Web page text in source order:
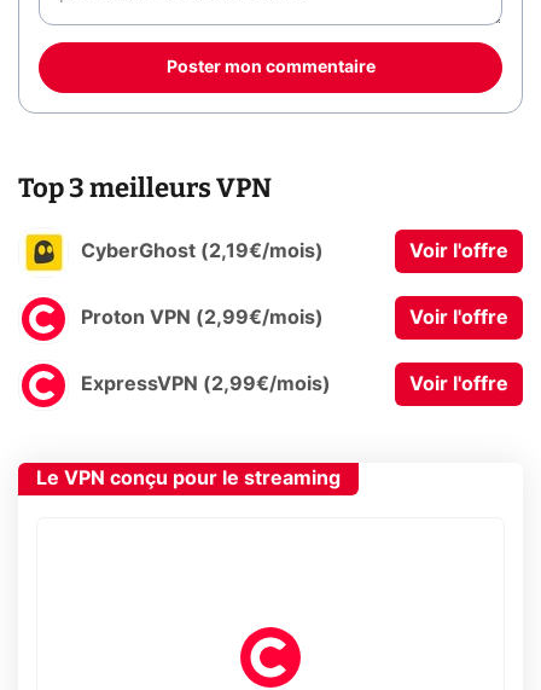
Poster mon commentaire
Top 3 meilleurs VPN
CyberGhost (2,19€/mois) Voir l'offre
Proton VPN (2,99€/mois) Voir l'offre
ExpressVPN (2,99€/mois) Voir l'offre
Le VPN conçu pour le streaming